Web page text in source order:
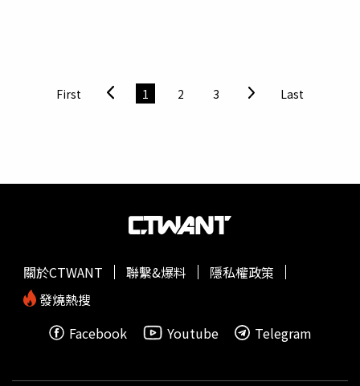
角穹頂也裝飾了曾和葡萄牙有貿易往來的國家國徽，帶出波
多曾興盛一時的貿易活動；拾階而上，除了各式華麗雕刻與
興建的「阿爾罕布拉宮」，因使用高檔建材、作工精緻繁
提醒讀者，遊客可不能隨時任意進入證券交易所宮，必須跟
著定時開放的導覽團時間參觀，由專業導覽人員帶領進入；
最為熱門，每團參訪時間約45分鐘，早一點排隊購票較容易
選到自己想要的語言與時間。使用上好木頭與時髦裝飾的阿
DATA路易一世大橋位置：Pte. Luiz I, 4000 PortoTeleférico
包括體重和壓力管理、健身等健康項目。頂級醫療健康概念
中心Layan Life by Anantara。（圖／美諾集團提供）位於印
的別墅，以及15套品牌住宅。建築從森林茂密的山丘上交錯
分鐘之遠。從16世紀文藝復興宮殿華麗變身的佛羅倫斯加迪
宮緹沃麗酒店正式開幕，「豪華房雙人房」含早餐每晚300
戶外露台，而室內360度環繞式的全景窗戶勾勒出佛羅倫斯
天際線的魅力。（圖／美諾集團提供）除了在亞洲拓點，美
斯加迪宮緹沃麗酒店」（Tivoli Palazzo Gaddi Firenze
First 1 2 3 Last
關於CTWANT 聯繫&爆料
隱私權政策
發燒熱搜
Facebook
Youtube Telegram